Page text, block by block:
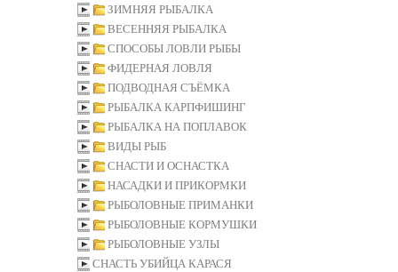
ЗИМНЯЯ РЫБАЛКА
ВЕСЕННЯЯ РЫБАЛКА
СПОСОБЫ ЛОВЛИ РЫБЫ
ФИДЕРНАЯ ЛОВЛЯ
ПОДВОДНАЯ СЪЁМКА
РЫБАЛКА КАРПФИШИНГ
РЫБАЛКА НА ПОПЛАВОК
ВИДЫ РЫБ
СНАСТИ И ОСНАСТКА
НАСАДКИ И ПРИКОРМКИ
РЫБОЛОВНЫЕ ПРИМАНКИ
РЫБОЛОВНЫЕ КОРМУШКИ
РЫБОЛОВНЫЕ УЗЛЫ
СНАСТЬ УБИЙЦА КАРАСЯ